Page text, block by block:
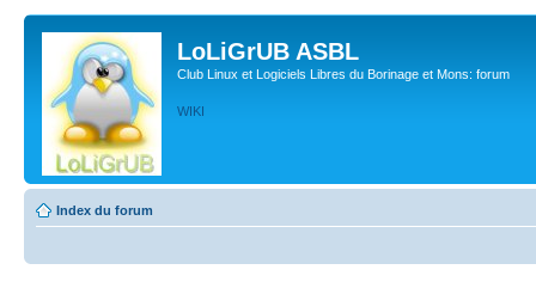
LoLiGrUB ASBL
Club Linux et Logiciels Libres du Borinage et Mons: forum
WIKI
Index du forum